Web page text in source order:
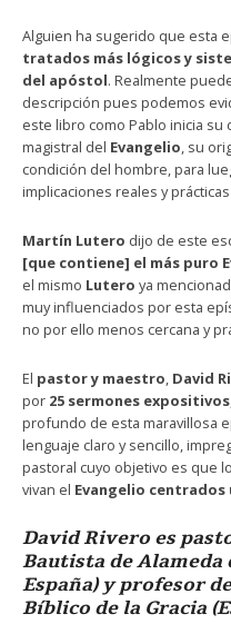
Alguien ha sugerido que esta
tratados más lógicos y
del apóstol. Realmente
descripción pues podemos
este libro como Pablo inicia
magistral del Evangelio, su
condición del hombre, para
implicaciones reales y
Martín Lutero dijo de este
[que contiene] el más puro
el mismo Lutero ya
muy influenciados por esta
no por ello menos cercana y
El pastor y maestro, David
por 25 sermones expositivos
profundo de esta maravillosa
lenguaje claro y sencillo,
pastoral cuyo objetivo es que
vivan el Evangelio
David Rivero es
Bautista de Alameda
España) y profesor
Bíblico de la Gracia